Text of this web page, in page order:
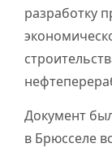
разработку
Документ
в Брюсселе